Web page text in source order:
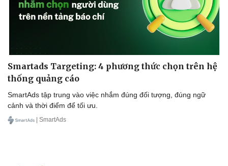
Smartads Targeting: 4 phương thức chọn trên hệ
thống quảng cáo
SmartAds tập trung vào việc nhắm đúng đối tượng, đúng ngữ
cảnh và thời điểm để tối ưu.
| SmartAds